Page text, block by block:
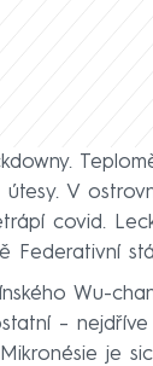
V
covid.
Federativní
Wu-
– nejdříve
je